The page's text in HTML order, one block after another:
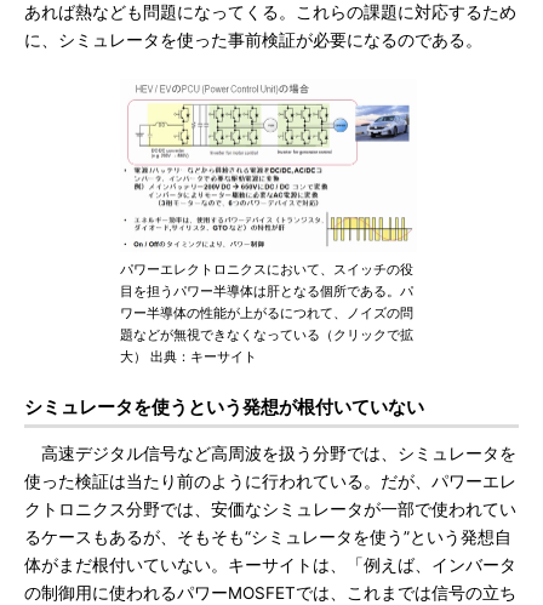
あれば熱なども問題になってくる。これらの課題に対応するため
に、シミュレータを使った事前検証が必要になるのである。
パワーエレクトロニクスにおいて、スイッチの役
目を担うパワー半導体は肝となる個所である。パ
ワー半導体の性能が上がるにつれて、ノイズの問
題などが無視できなくなっている（クリックで拡
大） 出典：キーサイト
シミュレータを使うという発想が根付いていない
高速デジタル信号など高周波を扱う分野では、シミュレータを
使った検証は当たり前のように行われている。だが、パワーエレ
クトロニクス分野では、安価なシミュレータが一部で使われてい
るケースもあるが、そもそも“シミュレータを使う”という発想自
体がまだ根付いていない。キーサイトは、「例えば、インバータ
の制御用に使われるパワーMOSFETでは、これまでは信号の立ち